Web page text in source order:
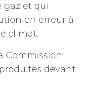
gaz et qui
en erreur à
climat.
Commission
devant